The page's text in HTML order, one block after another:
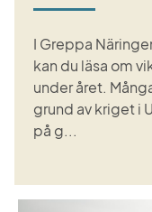
I Greppa
kan du läsa om
under året.
grund av kriget i
på g...